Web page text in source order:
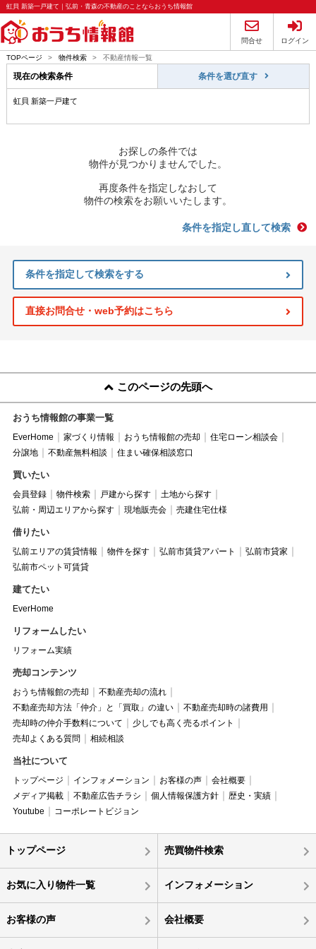
虹貝 新築一戸建て｜弘前・青森の不動産のことならおうち情報館
問合せ ログイン
TOPページ > 物件検索 > 不動産情報一覧
現在の検索条件 条件を選び直す
虹貝 新築一戸建て
お探しの条件では
物件が見つかりませんでした。
再度条件を指定しなおして
物件の検索をお願いいたします。
条件を指定し直して検索
条件を指定して検索をする
直接お問合せ・web予約はこちら
このページの先頭へ
おうち情報館の事業一覧
EverHome 家づくり情報 おうち情報館の売却
住宅ローン相談会
分譲地
不動産無料相談 住まい確保相談窓口
買いたい
会員登録 物件検索 戸建から探す
土地から探す
弘前・周辺エリアから探す
現地販売会 売建住宅仕様
借りたい
弘前エリアの賃貸情報 物件を探す 弘前市賃貸アパート
弘前市貸家
弘前市ペット可賃貸
建てたい
EverHome
リフォームしたい
リフォーム実績
売却コンテンツ
おうち情報館の売却
不動産売却の流れ
不動産売却方法「仲介」と「買取」の違い
不動産売却時の諸費用
売却時の仲介手数料について
少しでも高く売るポイント
売却よくある質問
相続相談
当社について
トップページ インフォメーション お客様の声
会社概要
メディア掲載
不動産広告チラシ 個人情報保護方針
歴史・実績
Youtube
コーポレートビジョン
トップページ 売買物件検索
お気に入り物件一覧 インフォメーション
お客様の声 会社概要